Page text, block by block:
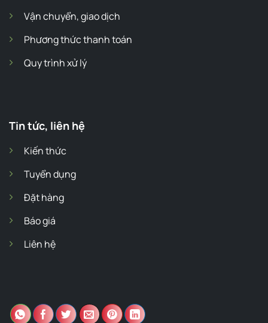
Vận chuyển, giao dịch
Phương thức thanh toán
Quy trình xử lý
Tin tức, liên hệ
Kiến thức
Tuyển dụng
Đặt hàng
Báo giá
Liên hệ